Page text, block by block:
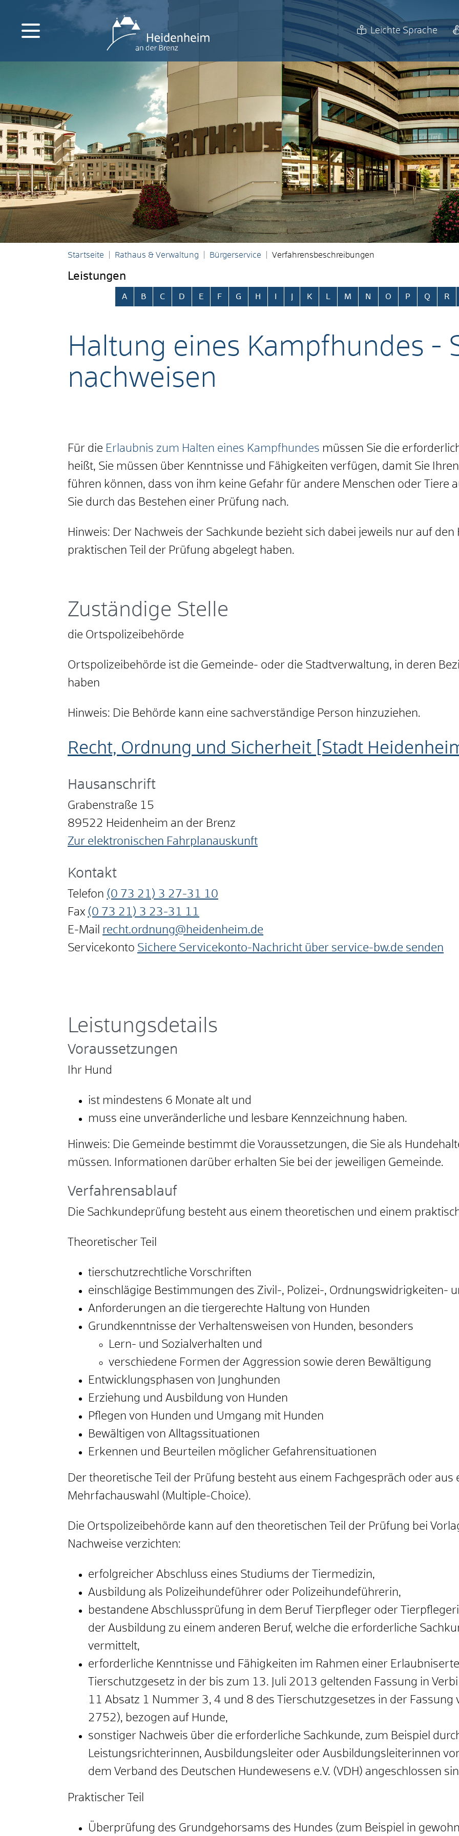
Leichte Sprache
Startseite Rathaus & Verwaltung Bürgerservice Verfahrensbeschreibungen
Leistungen
Alphabetisches Register überspringen
A B C D E F G H K M N O P Q R
Haltung eines Kampfhundes -
nachweisen
Für die Erlaubnis zum Halten eines Kampfhundes müssen Sie die
heißt, Sie müssen über Kenntnisse und Fähigkeiten verfügen, damit Sie
führen können, dass von ihm keine Gefahr für andere Menschen oder Tiere
Sie durch das Bestehen einer Prüfung nach.
Hinweis: Der Nachweis der Sachkunde bezieht sich dabei jeweils nur auf
praktischen Teil der Prüfung abgelegt haben.
Zuständige Stelle
die Ortspolizeibehörde
Ortspolizeibehörde ist die Gemeinde- oder die Stadtverwaltung, in deren
haben
Hinweis: Die Behörde kann eine sachverständige Person hinzuziehen.
Recht, Ordnung und Sicherheit [Stadt
Hausanschrift
Grabenstraße 15
89522 Heidenheim an der Brenz
Zur elektronischen Fahrplanauskunft
Kontakt
Telefon (0 73 21) 3 27-31 10
Fax (0 73 21) 3 23-31 11
E-Mail recht.ordnung@heidenheim.de
Servicekonto Sichere Servicekonto-Nachricht über service-bw.de senden
Leistungsdetails
Voraussetzungen
Ihr Hund
ist mindestens 6 Monate alt und
muss eine unveränderliche und lesbare Kennzeichnung haben.
Hinweis: Die Gemeinde bestimmt die Voraussetzungen, die Sie als
müssen. Informationen darüber erhalten Sie bei der jeweiligen Gemeinde.
Verfahrensablauf
Die Sachkundeprüfung besteht aus einem theoretischen und einem
Theoretischer Teil
tierschutzrechtliche Vorschriften
einschlägige Bestimmungen des Zivil-, Polizei-, Ordnungswidrigkeiten-
Anforderungen an die tiergerechte Haltung von Hunden
Grundkenntnisse der Verhaltensweisen von Hunden, besonders
Lern- und Sozialverhalten und
verschiedene Formen der Aggression sowie deren Bewältigung
Entwicklungsphasen von Junghunden
Erziehung und Ausbildung von Hunden
Pflegen von Hunden und Umgang mit Hunden
Bewältigen von Alltagssituationen
Erkennen und Beurteilen möglicher Gefahrensituationen
Der theoretische Teil der Prüfung besteht aus einem Fachgespräch oder aus
Mehrfachauswahl (Multiple-Choice).
Die Ortspolizeibehörde kann auf den theoretischen Teil der Prüfung bei
Nachweise verzichten:
erfolgreicher Abschluss eines Studiums der Tiermedizin,
Ausbildung als Polizeihundeführer oder Polizeihundeführerin,
bestandene Abschlussprüfung in dem Beruf Tierpfleger oder
der Ausbildung zu einem anderen Beruf, welche die erforderliche
vermittelt,
erforderliche Kenntnisse und Fähigkeiten im Rahmen einer
Tierschutzgesetz in der bis zum 13. Juli 2013 geltenden Fassung in
11 Absatz 1 Nummer 3, 4 und 8 des Tierschutzgesetzes in der Fassung
2752), bezogen auf Hunde,
sonstiger Nachweis über die erforderliche Sachkunde, zum Beispiel
Leistungsrichterinnen, Ausbildungsleiter oder Ausbildungsleiterinnen
dem Verband des Deutschen Hundewesens e.V. (VDH) angeschlossen
Praktischer Teil
Überprüfung des Grundgehorsams des Hundes (zum Beispiel in